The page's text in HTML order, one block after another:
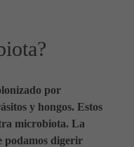
por
y hongos. Estos
microbiota. La
podamos digerir